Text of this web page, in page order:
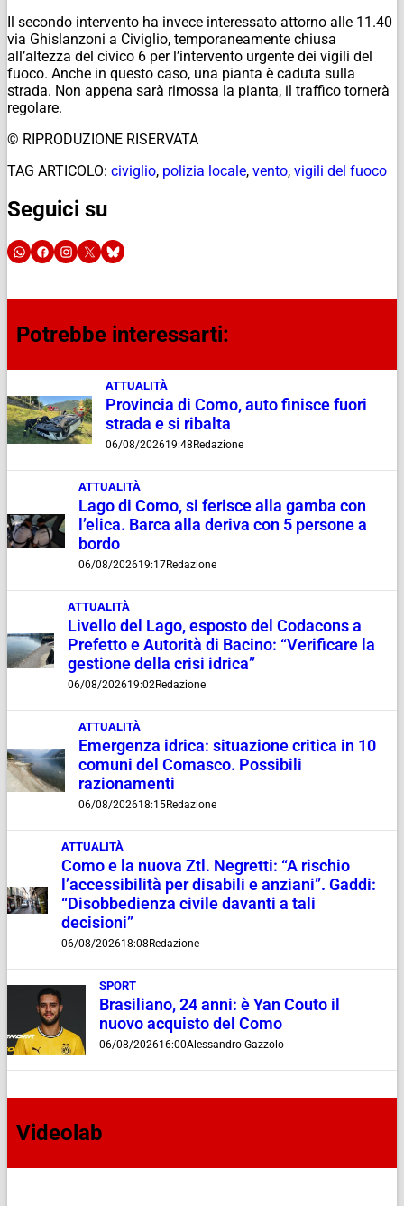
Il secondo intervento ha invece interessato attorno alle 11.40
via Ghislanzoni a Civiglio, temporaneamente chiusa
all’altezza del civico 6 per l’intervento urgente dei vigili del
fuoco. Anche in questo caso, una pianta è caduta sulla
strada. Non appena sarà rimossa la pianta, il traffico tornerà
regolare.
© RIPRODUZIONE RISERVATA
TAG ARTICOLO: civiglio, polizia locale, vento, vigili del fuoco
Seguici su
Potrebbe interessarti:
ATTUALITÀ
Provincia di Como, auto finisce fuori
strada e si ribalta
06/08/202619:48 Redazione
ATTUALITÀ
Lago di Como, si ferisce alla gamba con
l’elica. Barca alla deriva con 5 persone a
bordo
06/08/202619:17Redazione
ATTUALITÀ
Livello del Lago, esposto del Codacons a
Prefetto e Autorità di Bacino: “Verificare la
gestione della crisi idrica”
06/08/202619:02Redazione
ATTUALITÀ
Emergenza idrica: situazione critica in 10
comuni del Comasco. Possibili
razionamenti
06/08/202618:15Redazione
ATTUALITÀ
Como e la nuova Ztl. Negretti: “A rischio
l’accessibilità per disabili e anziani”. Gaddi:
“Disobbedienza civile davanti a tali
decisioni”
06/08/202618:08 Redazione
SPORT
Brasiliano, 24 anni: è Yan Couto il
nuovo acquisto del Como
06/08/202616:00Alessandro Gazzolo
Videolab